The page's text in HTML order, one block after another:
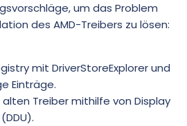
um das Problem
des AMD-Treibers zu lösen:
mit DriverStoreExplorer und
Einträge.
Treiber mithilfe von Display